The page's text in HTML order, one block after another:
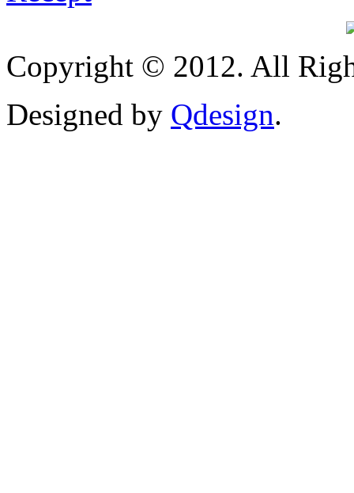
Copyright © 2012. All
Designed by Qdesign.